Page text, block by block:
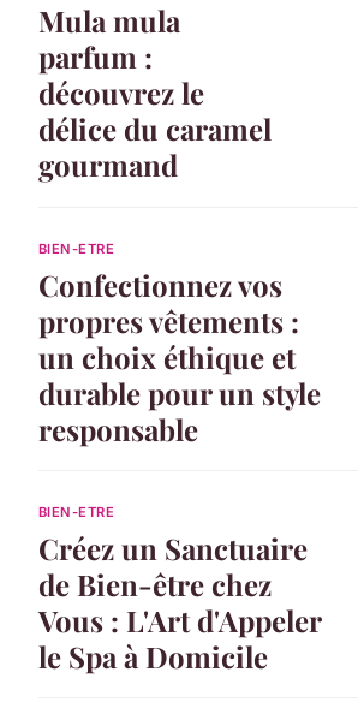
Mula mula
parfum :
découvrez le
délice du caramel
gourmand
BIEN-ETRE
Confectionnez vos
propres vêtements :
un choix éthique et
durable pour un style
responsable
BIEN-ETRE
Créez un Sanctuaire
de Bien-être chez
Vous : L'Art d'Appeler
le Spa à Domicile